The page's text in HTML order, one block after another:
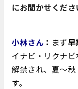
にお聞かせくださ
小林さん ： まず早
イナビ・リクナ
解禁され、夏～
す。